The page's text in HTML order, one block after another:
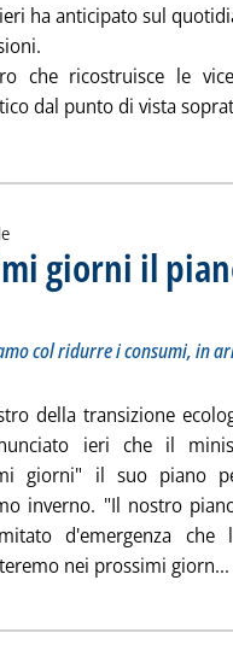
ha anticipato sul
che ricostruisce le
dal punto di vista
giorni il
Dialuce (Enea): tetto ai prezzi?
mercoledì 24 agosto 2022 alle 11.1.
col ridurre i consumi, in
della transizione
ieri che il
giorni" il suo piano
inverno. "Il nostro
d'emergenza
nei prossimi giorn...